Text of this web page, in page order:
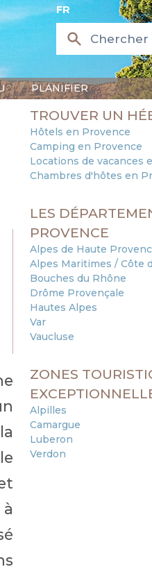
FR
PLANIFIER
TROUVER UN
Hôtels en Provence
Camping en Provence
Locations de vacances
Chambres d'hôtes en
LES
PROVENCE
Alpes de Haute
Alpes Maritimes / Côte
Bouches du Rhône
Drôme Provençale
Hautes Alpes
Var
Vaucluse
ZONES
Alpilles
Camargue
Luberon
Verdon